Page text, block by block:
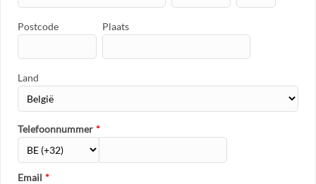
Postcode Plaats
Land
Telefoonnummer *
Email *